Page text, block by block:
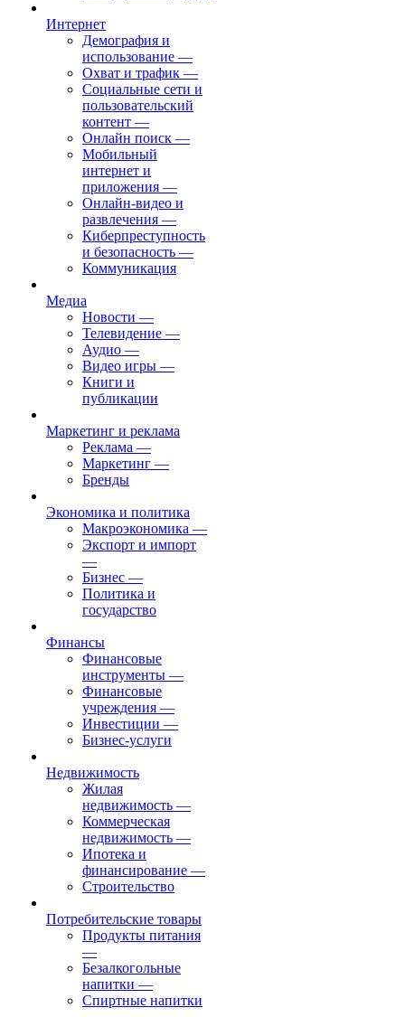
Интернет
Демография и
использование —
Охват и трафик —
Социальные сети и
пользовательский
контент —
Онлайн поиск —
Мобильный
интернет и
приложения —
Онлайн-видео и
развлечения —
Киберпреступность
и безопасность —
Коммуникация
Медиа
Новости —
Телевидение —
Аудио —
Видео игры —
Книги и
публикации
Маркетинг и реклама
Реклама —
Маркетинг —
Бренды
Экономика и политика
Макроэкономика —
Экспорт и импорт
—
Бизнес —
Политика и
государство
Финансы
Финансовые
инструменты —
Финансовые
учреждения —
Инвестиции —
Бизнес-услуги
Недвижимость
Жилая
недвижимость —
Коммерческая
недвижимость —
Ипотека и
финансирование —
Строительство
Потребительские товары
Продукты питания
—
Безалкогольные
напитки —
Спиртные напитки